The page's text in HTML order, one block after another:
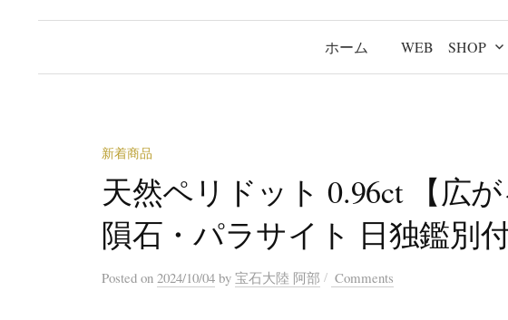
ホーム WEB SHOP
新着商品
天然ペリドット 0.96ct 【広が
隕石・パラサイト 日独鑑別
Posted on 2024/10/04 by 宝石大陸 阿部 / Comments